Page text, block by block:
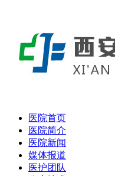
医院首页
医院简介
医院新闻
媒体报道
医护团队